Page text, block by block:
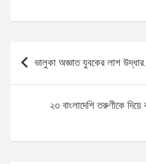
ce
o
k
se
g
er
at
A
p
p
Post
navigation
ভালুকা অজ্ঞাত যুবকের লাশ
২৩ বাংলাদেশি তরুণীকে